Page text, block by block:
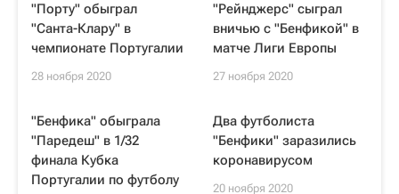
"Порту" обыграл
"Санта-Клару" в
чемпионате Португалии
28 ноября 2020
"Рейнджерс" сыграл
вничью с "Бенфикой" в
матче Лиги Европы
27 ноября 2020
"Бенфика" обыграла
"Паредеш" в 1/32
финала Кубка
Португалии по футболу
Два футболиста
"Бенфики" заразились
коронавирусом
20 ноября 2020